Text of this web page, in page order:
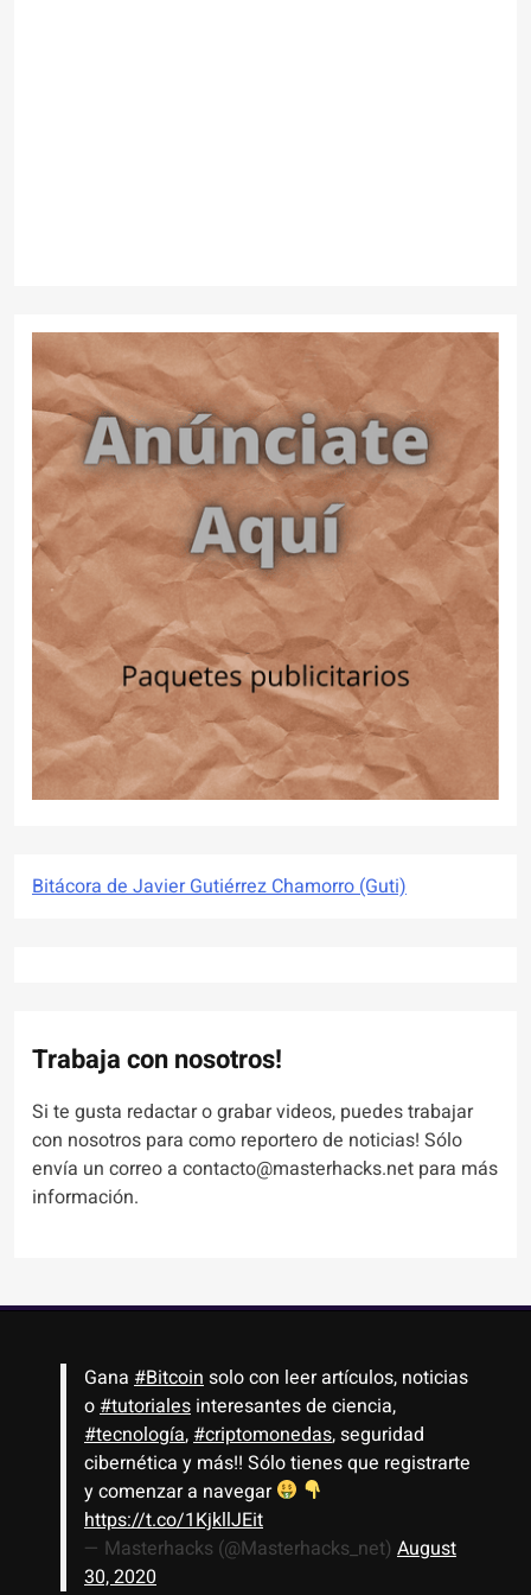
Bitácora de Javier Gutiérrez Chamorro (Guti)
Trabaja con nosotros!
Si te gusta redactar o grabar videos, puedes trabajar
con nosotros para como reportero de noticias! Sólo
envía un correo a contacto@masterhacks.net para más
información.
Gana #Bitcoin solo con leer artículos, noticias
o #tutoriales interesantes de ciencia,
#tecnología, #criptomonedas, seguridad
cibernética y más!! Sólo tienes que registrarte
y comenzar a navegar
https://t.co/1KjkllJEit
— Masterhacks (@Masterhacks_net) August
30, 2020